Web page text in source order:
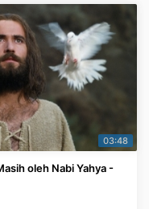
03:48
oleh Nabi Yahya -